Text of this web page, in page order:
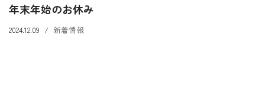
ッ
プ
年末年始のお休み
2024.12.09 新着情報